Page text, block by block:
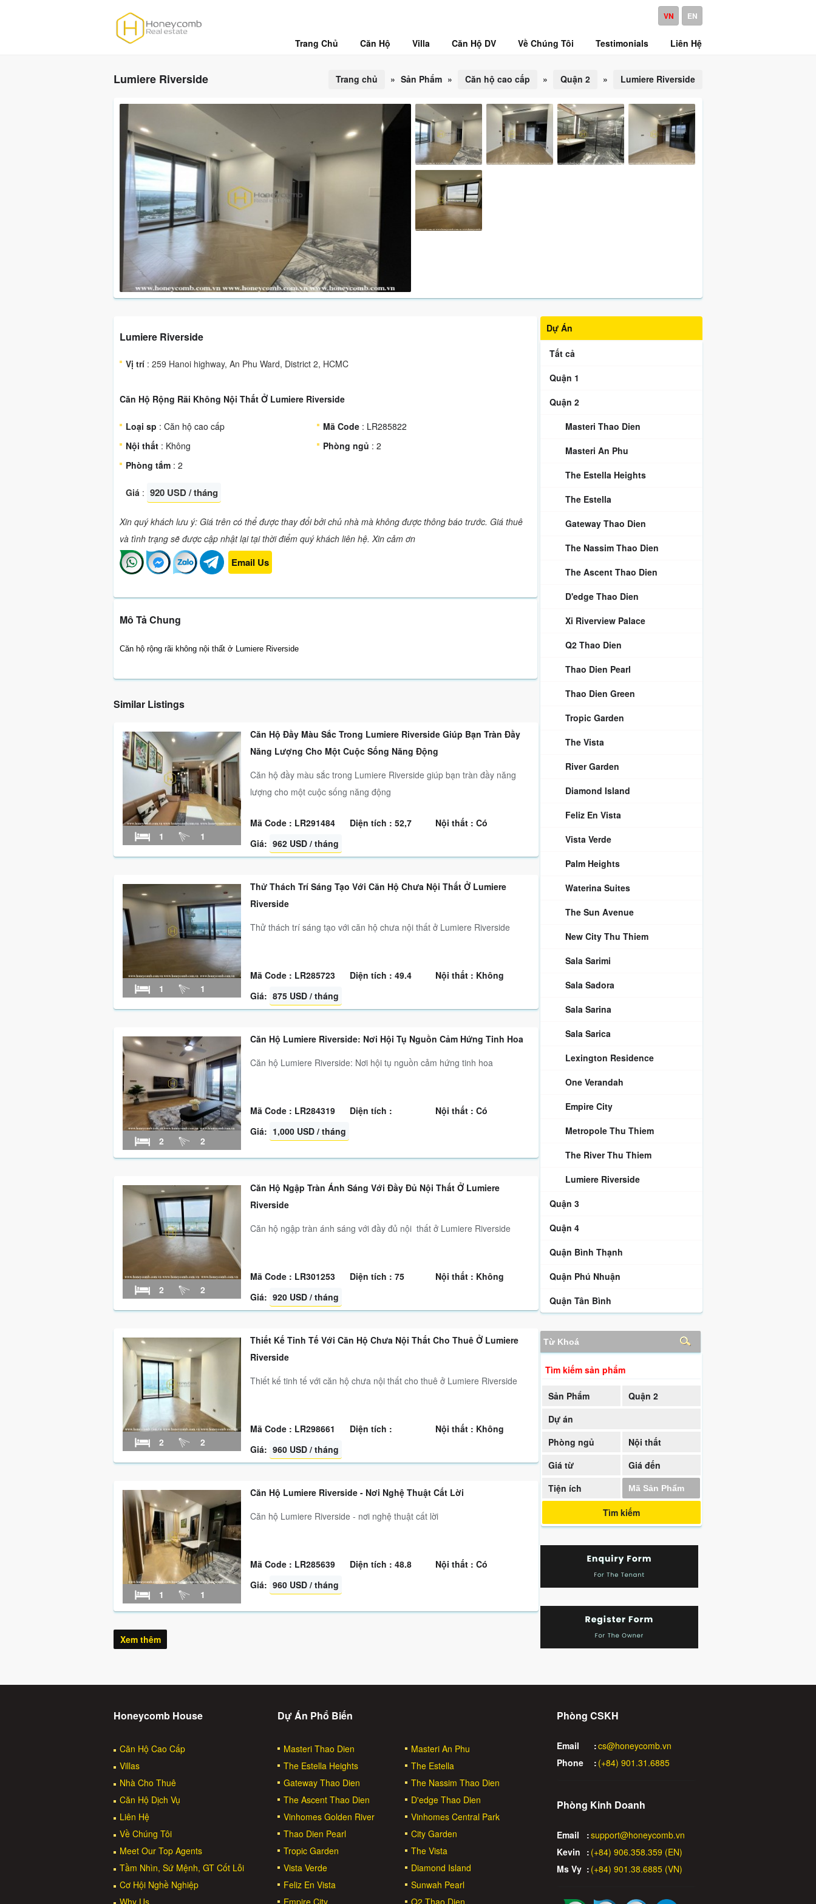
VN EN
Trang Chủ Căn Hộ Villa Căn Hộ DV Về Chúng Tôi Testimonials Liên Hệ
Lumiere Riverside Trang chủ » Sản Phẩm » Căn hộ cao cấp » Quận 2 » Lumiere Riverside
Lumiere Riverside
Vị trí : 259 Hanoi highway, An Phu Ward, District 2, HCMC
Căn Hộ Rộng Rãi Không Nội Thất Ở Lumiere Riverside
Loại sp : Căn hộ cao cấp Mã Code : LR285822
Nội thất : Không Phòng ngủ : 2
Phòng tắm : 2
Giá : 920 USD / tháng
Xin quý khách lưu ý: Giá trên có thể được thay đổi bởi chủ nhà mà không được thông báo trước. Giá thuê
và tình trạng sẽ được cập nhật lại tại thời điểm quý khách liên hệ. Xin cảm ơn
Email Us
Mô Tả Chung
Căn hộ rộng rãi không nội thất ở Lumiere Riverside
Similar Listings
1 1
Căn Hộ Đầy Màu Sắc Trong Lumiere Riverside Giúp Bạn Tràn Đầy
Năng Lượng Cho Một Cuộc Sống Năng Động
Căn hộ đầy màu sắc trong Lumiere Riverside giúp bạn tràn đầy năng
lượng cho một cuộc sống năng động
Mã Code : LR291484 Diện tích : 52,7
Nội thất : Có
Giá: 962 USD / tháng
1 1
Thử Thách Trí Sáng Tạo Với Căn Hộ Chưa Nội Thất Ở Lumiere
Riverside
Thử thách trí sáng tạo với căn hộ chưa nội thất ở Lumiere Riverside
Mã Code : LR285723 Diện tích : 49.4
Nội thất : Không
Giá: 875 USD / tháng
2 2
Căn Hộ Lumiere Riverside: Nơi Hội Tụ Nguồn Cảm Hứng Tinh Hoa
Căn hộ Lumiere Riverside: Nơi hội tụ nguồn cảm hứng tinh hoa
Mã Code : LR284319 Diện tích :
Nội thất : Có
Giá: 1,000 USD / tháng
2 2
Căn Hộ Ngập Tràn Ánh Sáng Với Đầy Đủ Nội Thất Ở Lumiere
Riverside
Căn hộ ngập tràn ánh sáng với đầy đủ nội thất ở Lumiere Riverside
Mã Code : LR301253 Diện tích : 75
Nội thất : Không
Giá: 920 USD / tháng
2 2
Thiết Kế Tinh Tế Với Căn Hộ Chưa Nội Thất Cho Thuê Ở Lumiere
Riverside
Thiết kế tinh tế với căn hộ chưa nội thất cho thuê ở Lumiere Riverside
Mã Code : LR298661 Diện tích :
Nội thất : Không
Giá: 960 USD / tháng
1 1
Căn Hộ Lumiere Riverside - Nơi Nghệ Thuật Cất Lời
Căn hộ Lumiere Riverside - nơi nghệ thuật cất lời
Mã Code : LR285639 Diện tích : 48.8
Nội thất : Có
Giá: 960 USD / tháng
Xem thêm
Dự Án
Tất cả
Quận 1
Quận 2
Masteri Thao Dien
Masteri An Phu
The Estella Heights
The Estella
Gateway Thao Dien
The Nassim Thao Dien
The Ascent Thao Dien
D'edge Thao Dien
Xi Riverview Palace
Q2 Thao Dien
Thao Dien Pearl
Thao Dien Green
Tropic Garden
The Vista
River Garden
Diamond Island
Feliz En Vista
Vista Verde
Palm Heights
Waterina Suites
The Sun Avenue
New City Thu Thiem
Sala Sarimi
Sala Sadora
Sala Sarina
Sala Sarica
Lexington Residence
One Verandah
Empire City
Metropole Thu Thiem
The River Thu Thiem
Lumiere Riverside
Quận 3
Quận 4
Quận Bình Thạnh
Quận Phú Nhuận
Quận Tân Bình
Tìm kiếm sản phẩm
Sản Phẩm
Quận 2
Dự án
Phòng ngủ
Nội thất
Giá từ
Giá đến
Tiện ích
Honeycomb House
Căn Hộ Cao Cấp
Villas
Nhà Cho Thuê
Căn Hộ Dịch Vụ
Liên Hệ
Về Chúng Tôi
Meet Our Top Agents
Tầm Nhìn, Sứ Mệnh, GT Cốt Lỗi
Cơ Hội Nghề Nghiệp
Why Us
Dự Án Phổ Biến
Masteri Thao Dien
Masteri An Phu
The Estella Heights
The Estella
Gateway Thao Dien
The Nassim Thao Dien
The Ascent Thao Dien
D'edge Thao Dien
Vinhomes Golden River
Vinhomes Central Park
Thao Dien Pearl
City Garden
Tropic Garden
The Vista
Vista Verde
Diamond Island
Feliz En Vista
Sunwah Pearl
Empire City
Q2 Thao Dien
Phòng CSKH
Email :cs@honeycomb.vn
Phone
: (+84) 901.31.6885
Phòng Kinh Doanh
Email :support@honeycomb.vn
Kevin : (+84) 906.358.359 (EN)
Ms Vy : (+84) 901.38.6885 (VN)